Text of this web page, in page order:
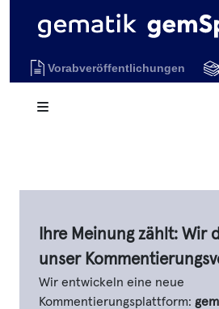
Vorabveröffentlichungen
Ihre Meinung zählt: Wir
unser
Wir entwickeln eine neue
Kommentierungsplattform: